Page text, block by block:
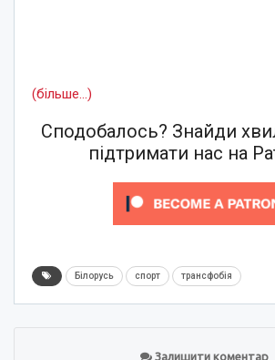
(більше…)
Сподобалось? Знайди
підтримати нас на
Білорусь спорт трансфобія
Залишити коментар